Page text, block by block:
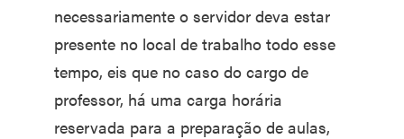
necessariamente o servidor deva estar
presente no local de trabalho todo esse
tempo, eis que no caso do cargo de
professor, há uma carga horária
reservada para a preparação de aulas,